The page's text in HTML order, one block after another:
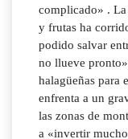
complicado» .
y frutas ha
podido salvar
no llueve
halagüeñas para
enfrenta a un
las zonas de
a «invertir